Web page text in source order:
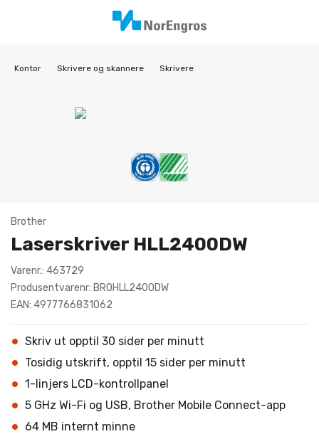
Kontor Skrivere og skannere Skrivere
Brother
Laserskriver HLL2400DW
Varenr.: 463729
Produsentvarenr: BROHLL2400DW
EAN: 4977766831062
Skriv ut opptil 30 sider per minutt
Tosidig utskrift, opptil 15 sider per minutt
1-linjers LCD-kontrollpanel
5 GHz Wi-Fi og USB, Brother Mobile Connect-app
64 MB internt minne